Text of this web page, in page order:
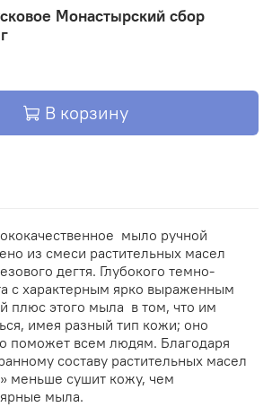
Монастырский сбор
В корзину
мыло ручной
из смеси растительных масел
дегтя. Глубокого темно-
с характерным ярко выраженным
плюс этого мыла в том, что им
имея разный тип кожи; оно
поможет всем людям. Благодаря
составу растительных масел
меньше сушит кожу, чем
мыла.